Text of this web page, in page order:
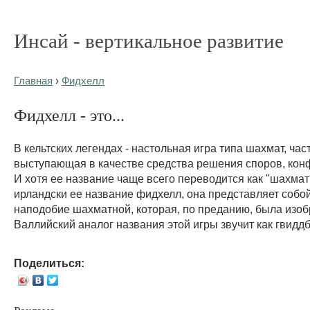
Инсай - вертикальное развитие
Главная › Фидхелл
Фидхелл - это...
В кельтских легендах - настольная игра типа шахмат,
выступающая в качестве средства решения споров,
И хотя ее название чаще всего переводится как
ирландски ее название фидхелл, она представляет
наподобие шахматной, которая, по преданию, была
Валлийский аналог названия этой игры звучит как
Поделиться: